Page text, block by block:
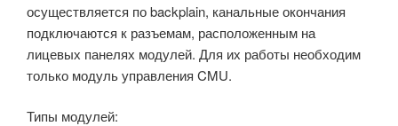
осуществляется по backplain, канальные окончания
подключаются к разъемам, расположенным на
лицевых панелях модулей. Для их работы необходим
только модуль управления CMU.
Типы модулей: